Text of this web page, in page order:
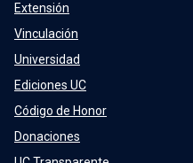
Extensión
Vinculación
Universidad
Ediciones UC
Código de Honor
Donaciones